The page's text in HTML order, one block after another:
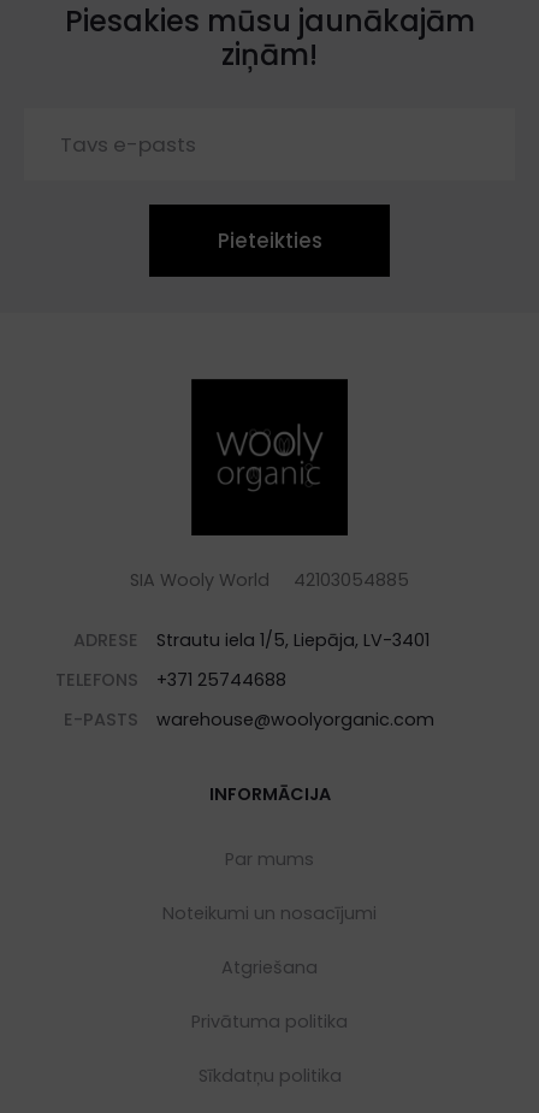
Piesakies mūsu jaunākajām
ziņām!
Pieteikties
SIA Wooly World 42103054885
ADRESE
Strautu iela 1/5, Liepāja, LV-3401
TELEFONS
+371 25744688
E-PASTS
warehouse@woolyorganic.com
INFORMĀCIJA
Par mums
Noteikumi un nosacījumi
Atgriešana
Privātuma politika
Sīkdatņu politika